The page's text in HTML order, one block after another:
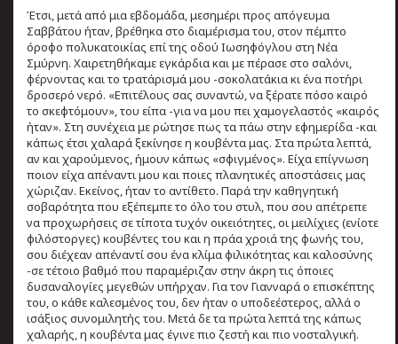
Έτσι, μετά από μια εβδομάδα, μεσημέρι προς απόγευμα
Σαββάτου ήταν, βρέθηκα στο διαμέρισμα του, στον πέμπτο
όροφο πολυκατοικίας επί της οδού Ιωσηφόγλου στη Νέα
Σμύρνη. Χαιρετηθήκαμε εγκάρδια και με πέρασε στο σαλόνι,
φέρνοντας και το τρατάρισμά μου -σοκολατάκια κι ένα ποτήρι
δροσερό νερό. «Επιτέλους σας συναντώ, να ξέρατε πόσο καιρό
το σκεφτόμουν», του είπα -για να μου πει χαμογελαστός «καιρός
ήταν». Στη συνέχεια με ρώτησε πως τα πάω στην εφημερίδα -και
κάπως έτσι χαλαρά ξεκίνησε η κουβέντα μας. Στα πρώτα λεπτά,
αν και χαρούμενος, ήμουν κάπως «σφιγμένος». Είχα επίγνωση
ποιον είχα απέναντι μου και ποιες πλανητικές αποστάσεις μας
χώριζαν. Εκείνος, ήταν το αντίθετο. Παρά την καθηγητική
σοβαρότητα που εξέπεμπε το όλο του στυλ, που σου απέτρεπε
να προχωρήσεις σε τίποτα τυχόν οικειότητες, οι μειλίχιες (ενίοτε
φιλόστοργες) κουβέντες του και η πράα χροιά της φωνής του,
σου διέχεαν απέναντί σου ένα κλίμα φιλικότητας και καλοσύνης
-σε τέτοιο βαθμό που παραμέριζαν στην άκρη τις όποιες
δυσαναλογίες μεγεθών υπήρχαν. Για τον Γιανναρά ο επισκέπτης
του, ο κάθε καλεσμένος του, δεν ήταν ο υποδεέστερος, αλλά ο
ισάξιος συνομιλητής του. Μετά δε τα πρώτα λεπτά της κάπως
χαλαρής, η κουβέντα μας έγινε πιο ζεστή και πιο νοσταλγική.